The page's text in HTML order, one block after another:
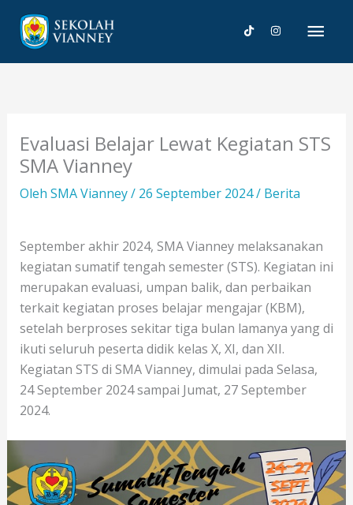
konten
Evaluasi Belajar Lewat Kegiatan STS
SMA Vianney
Oleh SMA Vianney/ 26 September 2024/ Berita
September akhir 2024, SMA Vianney melaksanakan
kegiatan sumatif tengah semester (STS). Kegiatan ini
merupakan evaluasi, umpan balik, dan perbaikan
terkait kegiatan proses belajar mengajar (KBM),
setelah berproses sekitar tiga bulan lamanya yang di
ikuti seluruh peserta didik kelas X, XI, dan XII.
Kegiatan STS di SMA Vianney, dimulai pada Selasa,
24 September 2024 sampai Jumat, 27 September
2024.